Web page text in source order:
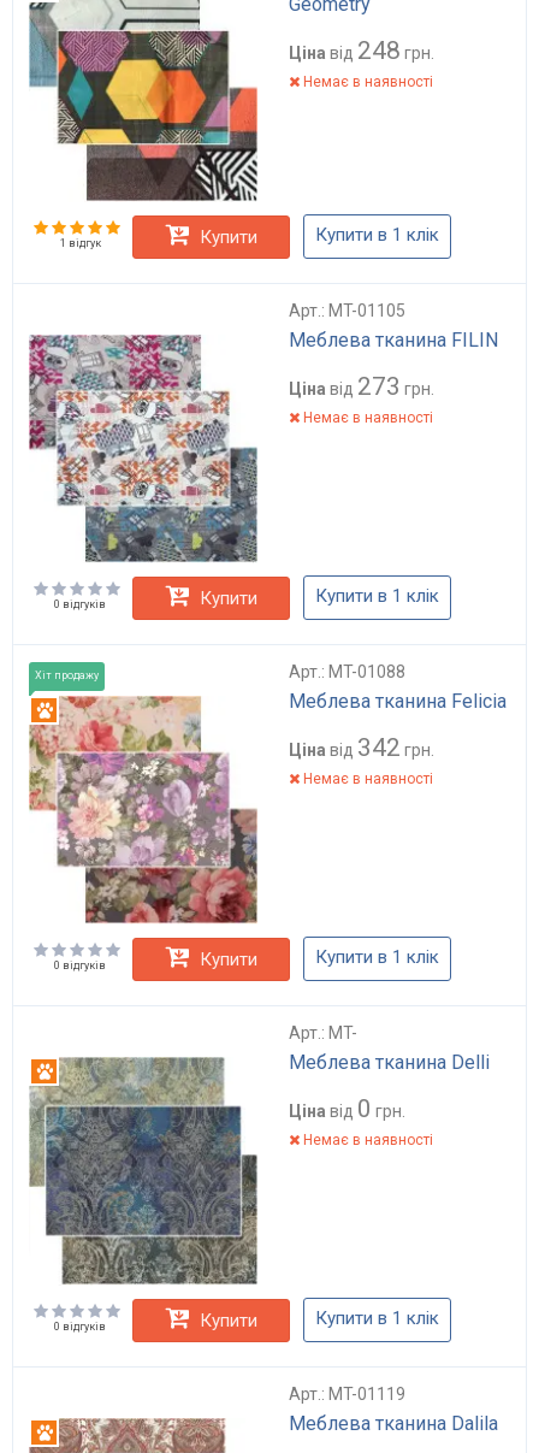
Ціна від 248 грн.
Немає в наявності
1 відгук Купити Купити в 1 клік
Арт.: MT-01105
Меблева тканина FILIN
Ціна від 273 грн.
Немає в наявності
0 відгуків Купити Купити в 1 клік
Хіт продажу Арт.: MT-01088
Меблева тканина Felicia
Антикіготь
Ціна від 342 грн.
Немає в наявності
0 відгуків Купити Купити в 1 клік
Арт.: MT-
Меблева тканина Delli
Антикіготь
Ціна від 0 грн.
Немає в наявності
0 відгуків Купити Купити в 1 клік
Арт.: MT-01119
Меблева тканина Dalila
Антикіготь